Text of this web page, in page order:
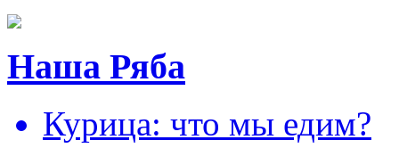
Наша Ряба
Курица: что мы едим?